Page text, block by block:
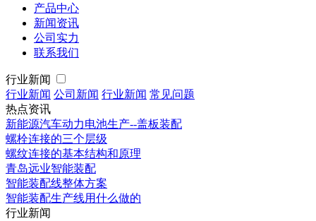
产品中心
新闻资讯
公司实力
联系我们
行业新闻
行业新闻 公司新闻 行业新闻 常见问题
热点资讯
新能源汽车动力电池生产--盖板装配
螺栓连接的三个层级
螺纹连接的基本结构和原理
青岛远业智能装配
智能装配线整体方案
智能装配生产线用什么做的
行业新闻